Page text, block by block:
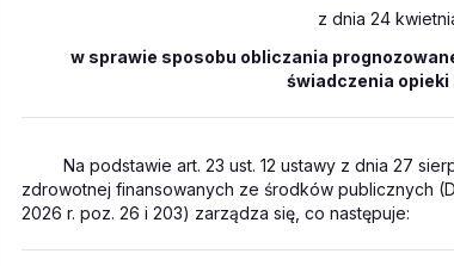
z dnia 24
w sprawie sposobu obliczania
świadczenia
Na podstawie art. 23 ust. 12 ustawy z dnia 27
zdrowotnej finansowanych ze środków publicznych
2026 r. poz. 26 i 203) zarządza się, co następuje: